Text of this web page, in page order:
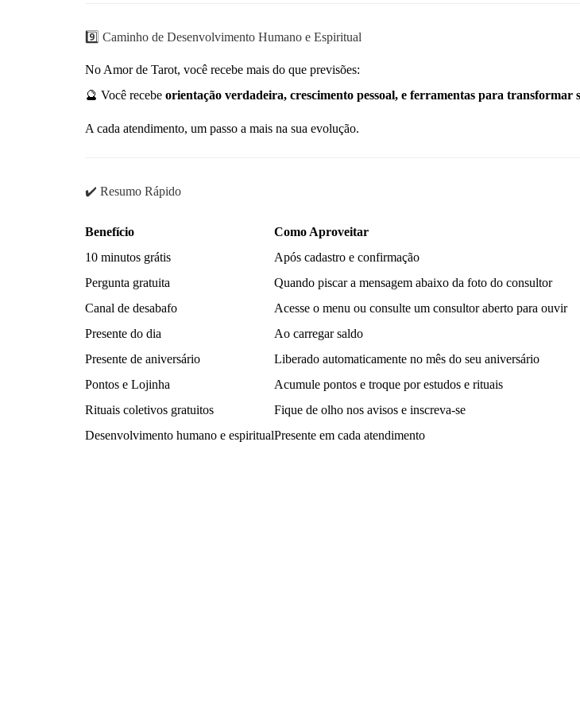
9️⃣ Caminho de Desenvolvimento Humano e Espiritual
No Amor de Tarot, você recebe mais do que previsões:
🔮 Você recebe orientação verdadeira, crescimento pessoal, e ferramentas para transformar
A cada atendimento, um passo a mais na sua evolução.
✔️ Resumo Rápido
Benefício
Como Aproveitar
10 minutos grátis
Após cadastro e confirmação
Pergunta gratuita
Quando piscar a mensagem abaixo da foto do consultor
Canal de desabafo
Acesse o menu ou consulte um consultor aberto para ouvir
Presente do dia
Ao carregar saldo
Presente de aniversário
Liberado automaticamente no mês do seu aniversário
Pontos e Lojinha
Acumule pontos e troque por estudos e rituais
Rituais coletivos gratuitos
Fique de olho nos avisos e inscreva-se
Desenvolvimento humano e espiritualPresente em cada atendimento